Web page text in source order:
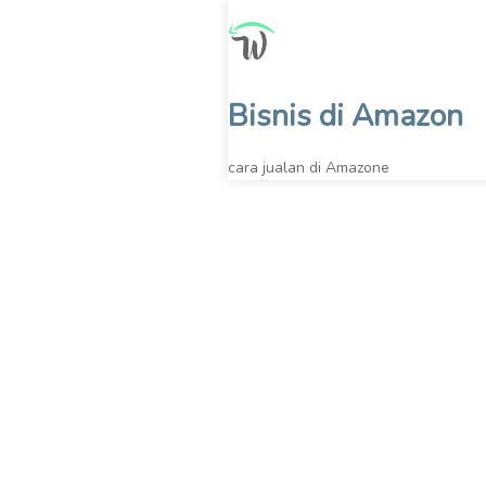
Skip
to
Bisnis di Amazon
cara jualan di Amazone